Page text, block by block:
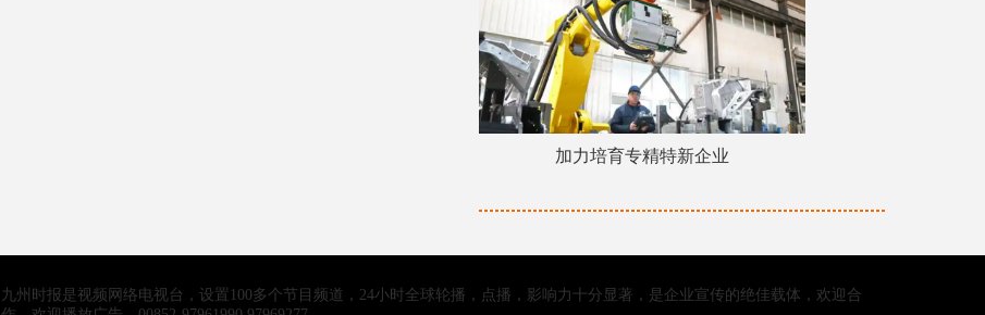
加力培育专精特新企业
九州时报是视频网络电视台，设置100多个节目频道，24小时全球轮播，点播，影响力十分显著，是企业宣传的绝佳载体，欢迎合